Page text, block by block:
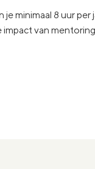
minimaal 8 uur per
van